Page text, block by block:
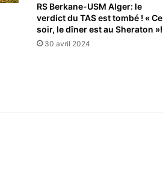
RS Berkane-USM Alger: le
verdict du TAS est tombé ! « Ce
soir, le dîner est au Sheraton »!
30 avril 2024